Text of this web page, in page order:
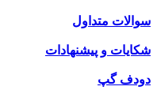
سوالات متداول
شکایات و پیشنهادات
دودف گپ